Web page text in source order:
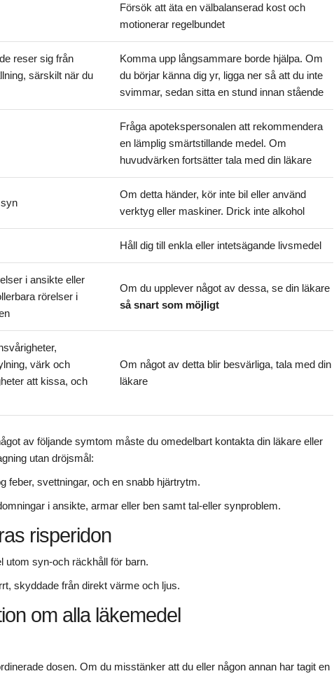
Försök att äta en välbalanserad kost och
motionerar regelbundet
reser sig från
särskilt när du
Komma upp långsammare borde hjälpa. Om
du börjar känna dig yr, ligga ner så att du inte
svimmar, sedan sitta en stund innan stående
Fråga apotekspersonalen att rekommendera
en lämplig smärtstillande medel. Om
huvudvärken fortsätter tala med din läkare
Om detta händer, kör inte bil eller använd
verktyg eller maskiner. Drick inte alkohol
Håll dig till enkla eller intetsägande livsmedel
i ansikte eller
rörelser i
Om du upplever något av dessa, se din läkare
så snart som möjligt
värk och
att kissa, och
Om något av detta blir besvärliga, tala med din
läkare
av följande symtom måste du omedelbart kontakta din läkare eller
utan dröjsmål:
feber, svettningar, och en snabb hjärtrytm.
i ansikte, armar eller ben samt tal-eller synproblem.
risperidon
utom syn-och räckhåll för barn.
skyddade från direkt värme och ljus.
om alla läkemedel
dosen. Om du misstänker att du eller någon annan har tagit en